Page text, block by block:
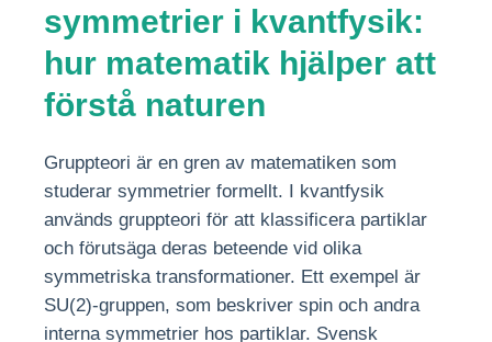
symmetrier i kvantfysik:
hur matematik hjälper att
förstå naturen
Gruppteori är en gren av matematiken som
studerar symmetrier formellt. I kvantfysik
används gruppteori för att klassificera partiklar
och förutsäga deras beteende vid olika
symmetriska transformationer. Ett exempel är
SU(2)-gruppen, som beskriver spin och andra
interna symmetrier hos partiklar. Svensk